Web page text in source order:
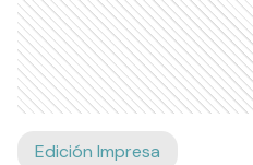
Edición Impresa